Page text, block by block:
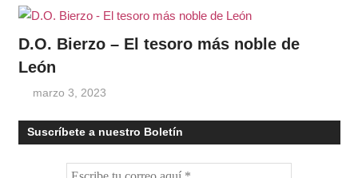
D.O. Bierzo – El tesoro más noble de
León
marzo 3, 2023
Suscríbete a nuestro Boletín